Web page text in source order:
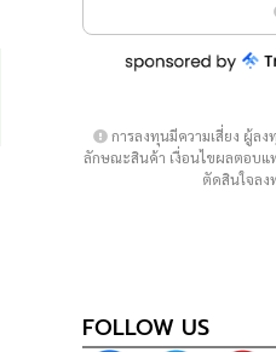
การลงทุนมีความเสี่ยง ผู้ลง
ลักษณะสินค้า เงื่อนไขผลตอบแ
ตัดสินใจลง
FOLLOW US